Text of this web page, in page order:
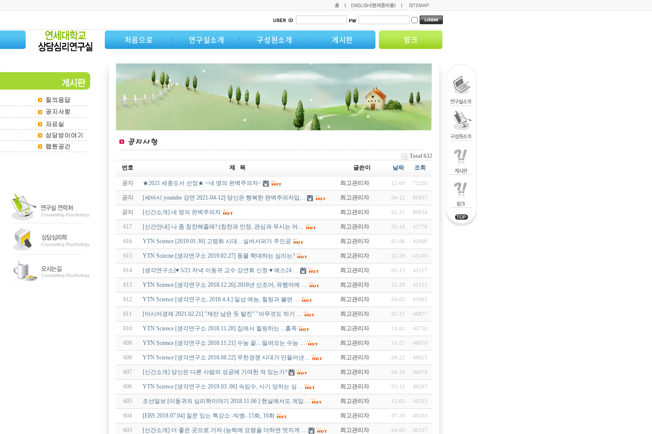
처음으로 연구실소개 구성원소개 게시판 링크
Total 632
번호
제 목 글쓴이 날짜 조회
공지 ★2021 세종도서 선정★ <네 명의 완벽주의자> 최고관리자 12-08 72230
공지 [세바시 youtube 강연 2021-04-12] 당신은 행복한 완벽주의자입… 최고관리자 04-12 80837
공지 [신간소개] 네 명의 완벽주의자 최고관리자 02-21 80854
617 [신간안내] 나 좀 칭찬해줄래? (칭찬과 인정, 관심과 무시는 어… 최고관리자 01-18 42776
616 YTN Science [2019.01.30] 고령화 시대…실버서퍼가 주인공 최고관리자 02-06 42660
615 YTN Sciecne [생각연구소 2019.02.27] 동물 학대하는 심리는? 최고관리자 02-28 41240
614 [생각연구소]♥ 5/21 저녁 이동귀 교수 강연회 신청 ♥ 예스24 … 최고관리자 05-15 41117
613 YTN Science [생각연구소 2018.12.26] 2018년 신조어, 유행어에 … 최고관리자 12-29 41115
612 YTN Science [생각연구소, 2018.4.4.] 일상 예능, 힐링과 불편 … 최고관리자 04-05 41065
611 [아시아경제 2021.02.21] "재만 남은 듯 탈진" "아무것도 하기 … 최고관리자 02-21 40877
610 YTN Science [생각연구소 2018.11.28] 집에서 힐링하는…홈족 최고관리자 12-03 40756
609 YTN Science [생각연구소 2018.11.21] 수능 끝…밀려오는 수능 … 최고관리자 11-27 40670
608 YTN Science [생각연구소 2018.08.22] 무한경쟁 시대가 만들어낸… 최고관리자 08-22 40625
607 [신간소개] 당신은 다른 사람의 성공에 기여한 적 있는가? 최고관리자 04-18 40479
606 YTN Science [생각연구소 2019.03..06] 속임수, 사기 당하는 심… 최고관리자 03-15 40287
605 조선일보 [이동귀의 심리학이야기 2018.11.06 ] 현실에서도 게임… 최고관리자 12-05 40253
604 [EBS 2018.07.04] 질문 있는 특강쇼 -빅뱅- 15화, 16화 최고관리자 07-26 40203
603 [신간소개] 더 좋은 곳으로 가자 (능력에 요령을 더하면 멋지게 … 최고관리자 04-05 40127